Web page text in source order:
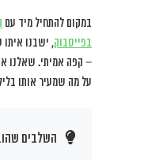
במקום להתחיל מיד עם
בפייסבוק, ישבנו
– קפה אמיתי. שאלנו
על מה שמעיר אותו
השלבים